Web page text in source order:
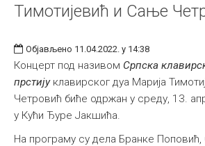
Тимотијевић и Сање
Објављено 11.04.2022. у 14:38
Концерт под називом Српска
прстијуклавирског дуа Марија
Четровић биће одржан у среду, 13.
у Кући Ђуре Јакшићa.
На програму су дела Бранке Поповић,